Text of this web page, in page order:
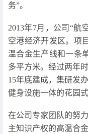
务”。
2013年7月，公司“航
空港经济开发区。项
温合金生产线和一条
多平方米。经过两年
15年底建成，集研发
健身设施一体的花园
在公司专家团队的努
主知识产权的高温合